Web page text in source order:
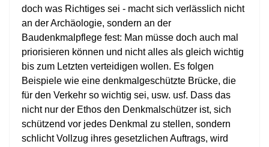
doch was Richtiges sei - macht sich verlässlich nicht
an der Archäologie, sondern an der
Baudenkmalpflege fest: Man müsse doch auch mal
priorisieren können und nicht alles als gleich wichtig
bis zum Letzten verteidigen wollen. Es folgen
Beispiele wie eine denkmalgeschützte Brücke, die
für den Verkehr so wichtig sei, usw. usf. Dass das
nicht nur der Ethos den Denkmalschützer ist, sich
schützend vor jedes Denkmal zu stellen, sondern
schlicht Vollzug ihres gesetzlichen Auftrags, wird